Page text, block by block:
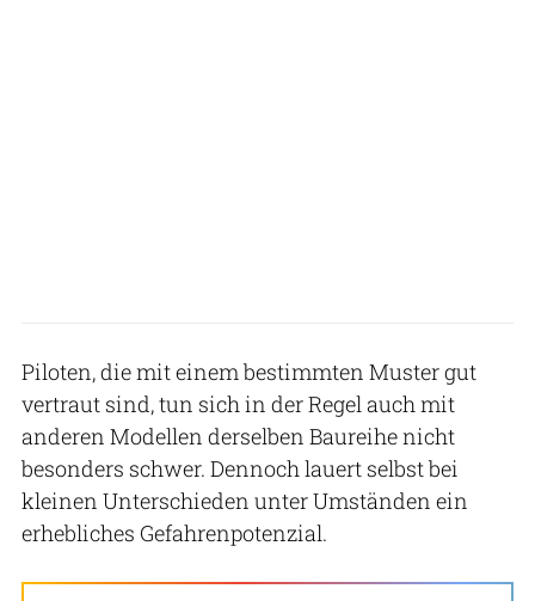
Piloten, die mit einem bestimmten Muster gut
vertraut sind, tun sich in der Regel auch mit
anderen Modellen derselben Baureihe nicht
besonders schwer. Dennoch lauert selbst bei
kleinen Unterschieden unter Umständen ein
erhebliches Gefahrenpotenzial.